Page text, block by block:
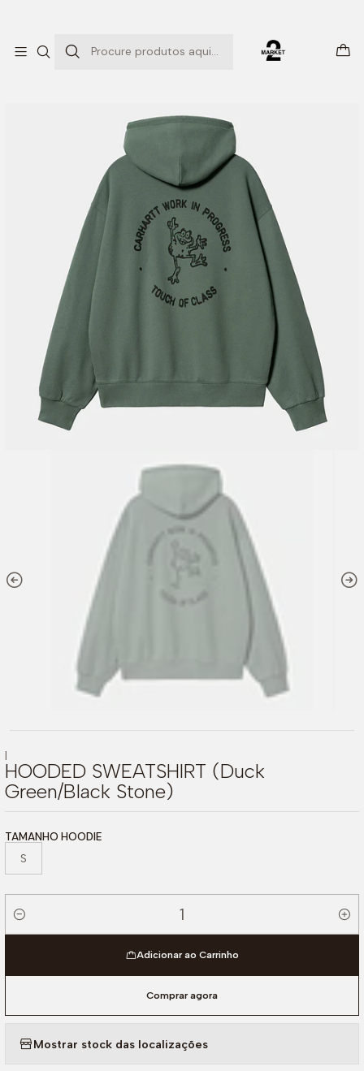
Início
SWEATSHIRTS
HOODED SWEATSHIRT (Duck Green/Black Stone)
|
HOODED SWEATSHIRT (Duck
Green/Black Stone)
TAMANHO HOODIE
S
Quantidade
Adicionar ao Carrinho
Comprar agora
Mostrar stock das localizações